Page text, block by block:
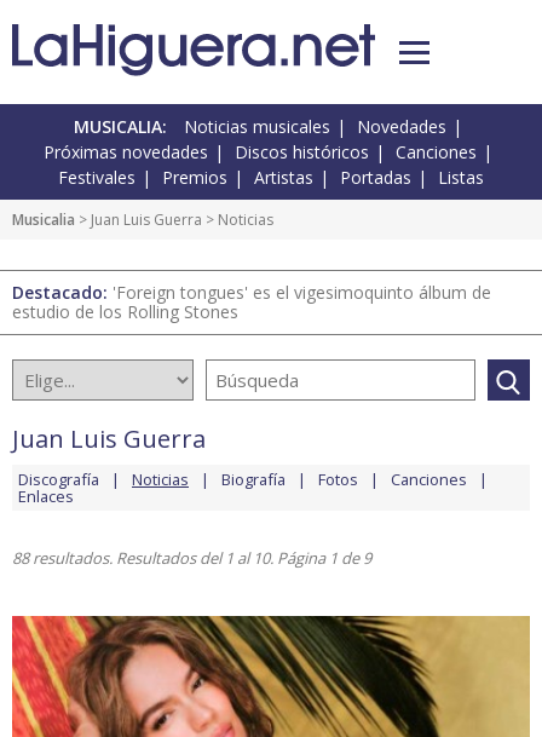
MUSICALIA: Noticias musicales
Novedades
Próximas novedades
Discos históricos
Canciones
Festivales
Premios Artistas Portadas Listas
Musicalia > Juan Luis Guerra > Noticias
Destacado: 'Foreign tongues' es el vigesimoquinto álbum de
estudio de los Rolling Stones
Juan Luis Guerra
Discografía Noticias Biografía Fotos Canciones
Enlaces
88 resultados. Resultados del 1 al 10. Página 1 de 9